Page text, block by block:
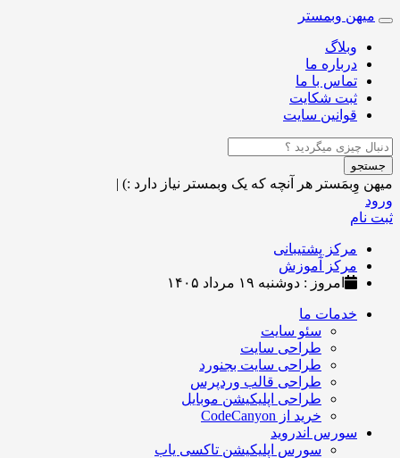
Toggle
navigation
میهن وبمستر
وبلاگ
درباره ما
تماس با ما
ثبت شکایت
قوانین سایت
جستجو
میهن وِبمَستر هر آنچه که یک وبمستر نیاز دارد :) |
ورود
ثبت نام
مرکز پشتیبانی
مرکز آموزش
امروز : دوشنبه ۱۹ مرداد ۱۴۰۵
خدمات ما
سئو سایت
طراحی سایت
طراحی سایت بجنورد
طراحی قالب وردپرس
طراحی اپلیکیشن موبایل
خرید از CodeCanyon
سورس اندروید
سورس اپلیکیشن تاکسی یاب